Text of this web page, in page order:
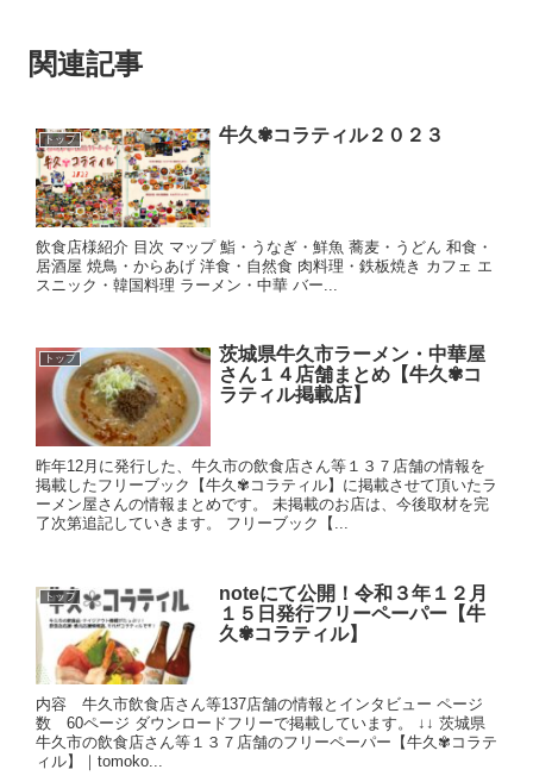
関連記事
トップ 牛久✾コラティル２０２３
飲食店様紹介 目次 マップ 鮨・うなぎ・鮮魚 蕎麦・うどん 和食・
居酒屋 焼鳥・からあげ 洋食・自然食 肉料理・鉄板焼き カフェ エ
スニック・韓国料理 ラーメン・中華 バー...
トップ
茨城県牛久市ラーメン・中華屋
さん１４店舗まとめ【牛久✾コ
ラティル掲載店】
昨年12月に発行した、牛久市の飲食店さん等１３７店舗の情報を
掲載したフリーブック【牛久✾コラティル】に掲載させて頂いたラ
ーメン屋さんの情報まとめです。 未掲載のお店は、今後取材を完
了次第追記していきます。 フリーブック【...
トップ
noteにて公開！令和３年１２月
１５日発行フリーペーパー【牛
久✾コラティル】
内容 牛久市飲食店さん等137店舗の情報とインタビュー ページ
数 60ページ ダウンロードフリーで掲載しています。 ↓↓ 茨城県
牛久市の飲食店さん等１３７店舗のフリーペーパー【牛久✾コラテ
ィル】｜tomoko...